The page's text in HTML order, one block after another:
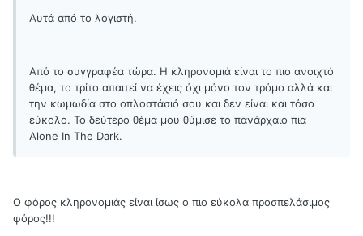
Αυτά από το λογιστή.
Από το συγγραφέα τώρα. Η κληρονομιά είναι το πιο ανοιχτό
θέμα, το τρίτο απαιτεί να έχεις όχι μόνο τον τρόμο αλλά και
την κωμωδία στο οπλοστάσιό σου και δεν είναι και τόσο
εύκολο. Το δεύτερο θέμα μου θύμισε το πανάρχαιο πια
Alone In The Dark.
Ο φόρος κληρονομιάς είναι ίσως ο πιο εύκολα προσπελάσιμος
φόρος!!!